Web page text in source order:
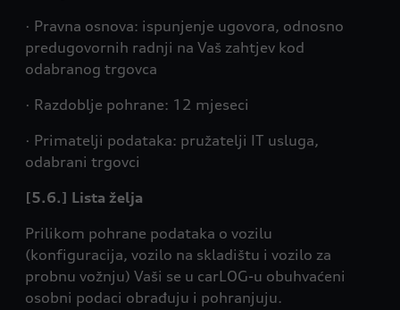
· Pravna osnova: ispunjenje ugovora, odnosno
predugovornih radnji na Vaš zahtjev kod
odabranog trgovca
· Razdoblje pohrane: 12 mjeseci
· Primatelji podataka: pružatelji IT usluga,
odabrani trgovci
[5.6.] Lista želja
Prilikom pohrane podataka o vozilu
(konfiguracija, vozilo na skladištu i vozilo za
probnu vožnju) Vaši se u carLOG-u obuhvaćeni
osobni podaci obrađuju i pohranjuju.